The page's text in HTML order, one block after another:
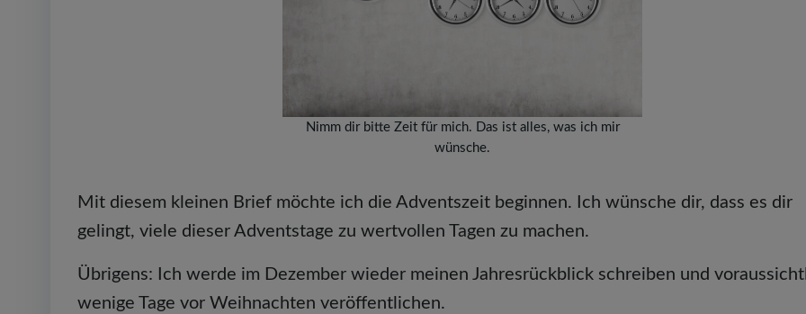
Nimm dir bitte Zeit für mich. Das ist alles, was ich mir
wünsche.
Mit diesem kleinen Brief möchte ich die Adventszeit beginnen. Ich wünsche dir, dass es dir
gelingt, viele dieser Adventstage zu wertvollen Tagen zu machen.
Übrigens: Ich werde im Dezember wieder meinen Jahresrückblick schreiben und
wenige Tage vor Weihnachten veröffentlichen.